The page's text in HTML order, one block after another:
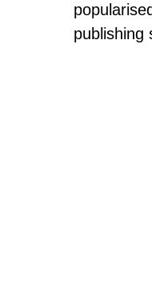
publishing